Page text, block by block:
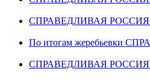
СПРАВЕДЛИВАЯ РОССИЯ
По итогам жеребьевки
СПРАВЕДЛИВАЯ РОССИЯ